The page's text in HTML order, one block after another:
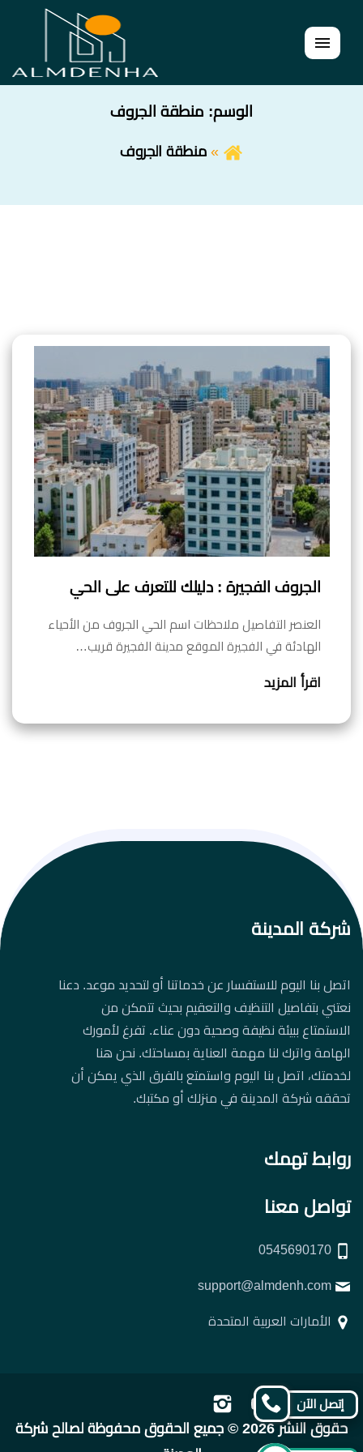
القائمة
الوسم: منطقة الجروف
منطقة الجروف
الجروف الفجيرة : دليلك للتعرف على الحي
العنصر التفاصيل ملاحظات اسم الحي الجروف من الأحياء
الهادئة في الفجيرة الموقع مدينة الفجيرة قريب…
اقرأ المزيد
شركة المدينة
اتصل بنا اليوم للاستفسار عن خدماتنا أو لتحديد موعد. دعنا
نعتني بتفاصيل التنظيف والتعقيم بحيث تتمكن من
الاستمتاع ببيئة نظيفة وصحية دون عناء. تفرغ لأمورك
الهامة واترك لنا مهمة العناية بمساحتك. نحن هنا
لخدمتك، اتصل بنا اليوم واستمتع بالفرق الذي يمكن أن
تحققه شركة المدينة في منزلك أو مكتبك.
روابط تهمك
تواصل معنا
الأمارات العربية المتحدة
تابعنا
على
تابعنا
على
تابعنا
على
على
حقوق النشر 2026 © جميع الحقوق محفوظة لصالح شركة
إتصل الآن